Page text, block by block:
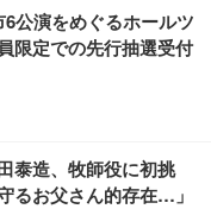
ー 2401+573Mbps WS
Q558 ミニPC i5第
Office2021 WiFi
マウス Bluetooth 5.4 2.
ス 薄型 3段階DPI切替
公演をめぐるホールツ
限定での先行抽選受付
泰造、牧師役に初挑
るお父さん的存在…」